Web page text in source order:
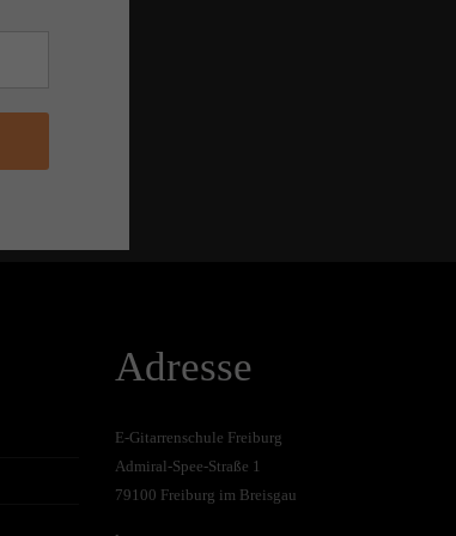
Adresse
E-Gitarrenschule Freiburg
Admiral-Spee-Straße 1
79100 Freiburg im Breisgau